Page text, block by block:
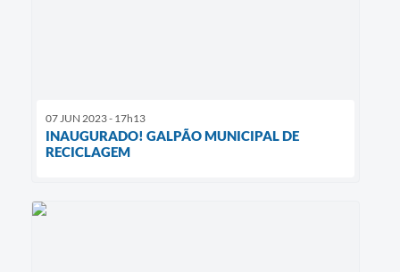
07 JUN 2023 - 17h13
INAUGURADO! GALPÃO MUNICIPAL DE
RECICLAGEM